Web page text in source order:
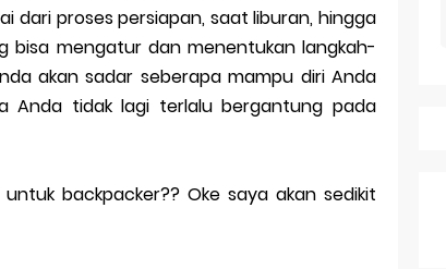
10 vs Samsung Galaxy Watch 7 Review Lengkap 2026
dari proses persiapan, saat liburan, hingga
bisa mengatur dan menentukan langkah-
akan sadar seberapa mampu diri Anda
Anda tidak lagi terlalu bergantung pada
backpacker?? Oke saya akan sedikit